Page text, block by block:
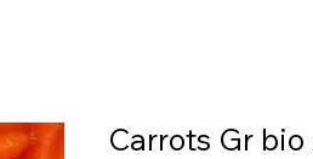
Carrots Gr bio